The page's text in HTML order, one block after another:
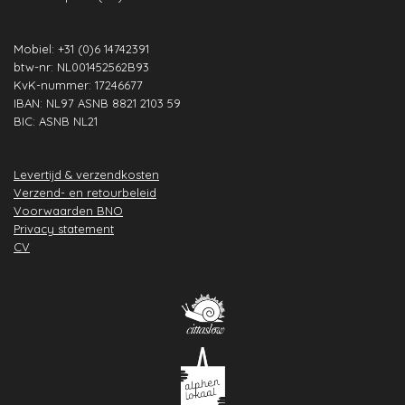
Mobiel: +31 (0)6 14742391
btw-nr: NL001452562B93
KvK-nummer: 17246677
IBAN: NL97 ASNB 8821 2103 59
BIC: ASNB NL21
Levertijd & verzendkosten
Verzend- en retourbeleid
Voorwaarden BNO
Privacy statement
CV